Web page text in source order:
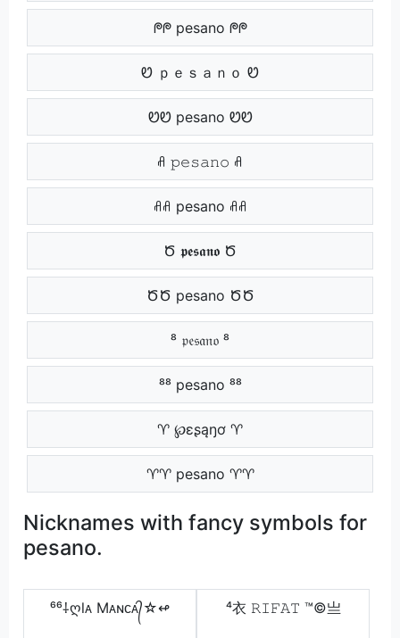
ᖘᖘ pesano ᖘᖘ
Ꮼ ｐｅｓａｎｏ Ꮼ
ᏬᏬ pesano ᏬᏬ
ꋬ 𝚙𝚎𝚜𝚊𝚗𝚘 ꋬ
ꋬꋬ pesano ꋬꋬ
Ծ 𝖕𝖊𝖘𝖆𝖓𝖔 Ծ
ԾԾ pesano ԾԾ
⁸ 𝔭𝔢𝔰𝔞𝔫𝔬 ⁸
⁸⁸ pesano ⁸⁸
♈ ℘ɛʂąŋơ ♈
♈♈ pesano ♈♈
Nicknames with fancy symbols for
pesano.
⁶⁶⸸ღl͏ᴀ͏ M͏ᴀ͏ɴ͏ᴄ͏ᴀ͏᭄☆↫͏ ⁴衣 𝚁𝙸𝙵𝙰𝚃 ™©亗